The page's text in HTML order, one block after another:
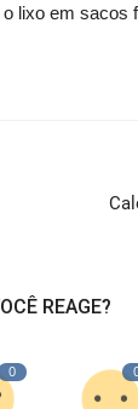
lixo em sacos
REAGE?
0